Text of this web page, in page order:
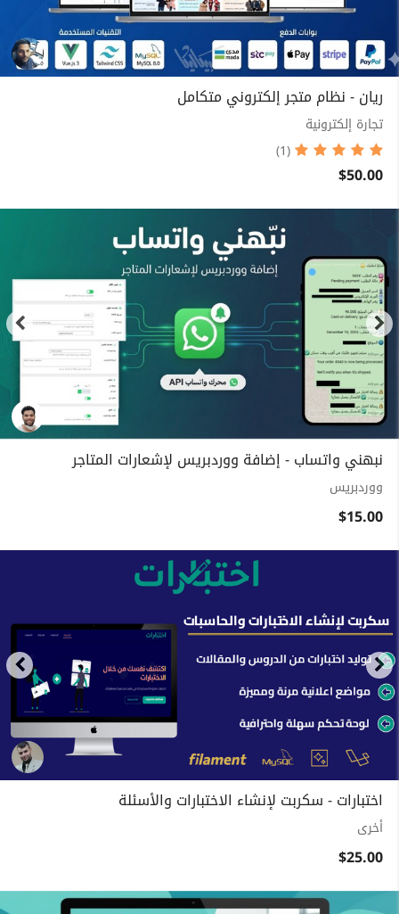
ريان - نظام متجر إلكتروني متكامل
تجارة إلكترونية
(1)
$50.00
نبهني واتساب - إضافة ووردبريس لإشعارات المتاجر
ووردبريس
$15.00
اختبارات - سكربت لإنشاء الاختبارات والأسئلة
أخرى
$25.00